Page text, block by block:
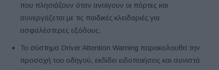
που πλησιάζουν όταν ανοίγουν οι πόρτες και
συνεργάζεται με τις παιδικές κλειδαριές για
ασφαλέστερες εξόδους.
Το σύστημα Driver Attention Warning παρακολουθεί την
προσοχή του οδηγού, εκδίδει ειδοποιήσεις και συνιστά